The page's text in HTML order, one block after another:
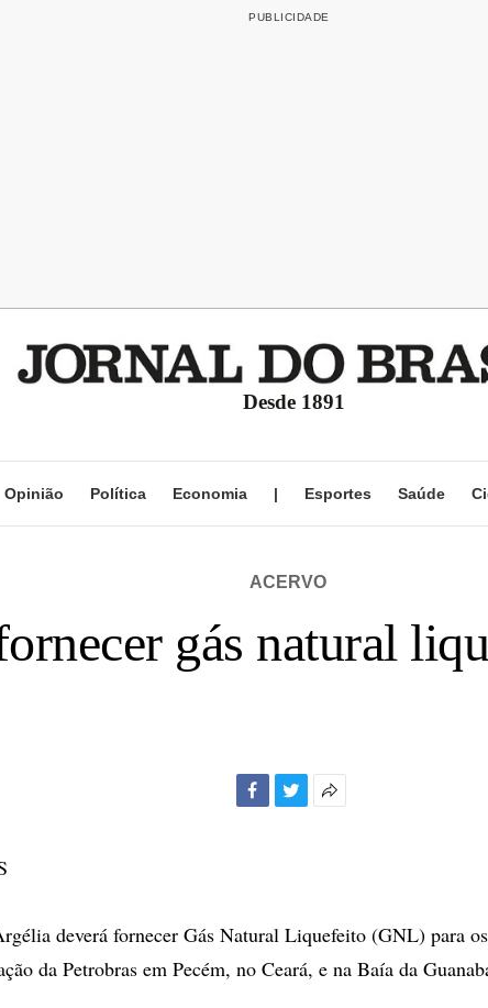
Desde 1891
Opinião Política Economia | Esportes Saúde
ACERVO
gás natural
deverá fornecer Gás Natural Liquefeito (GNL) para
da Petrobras em Pecém, no Ceará, e na Baía da